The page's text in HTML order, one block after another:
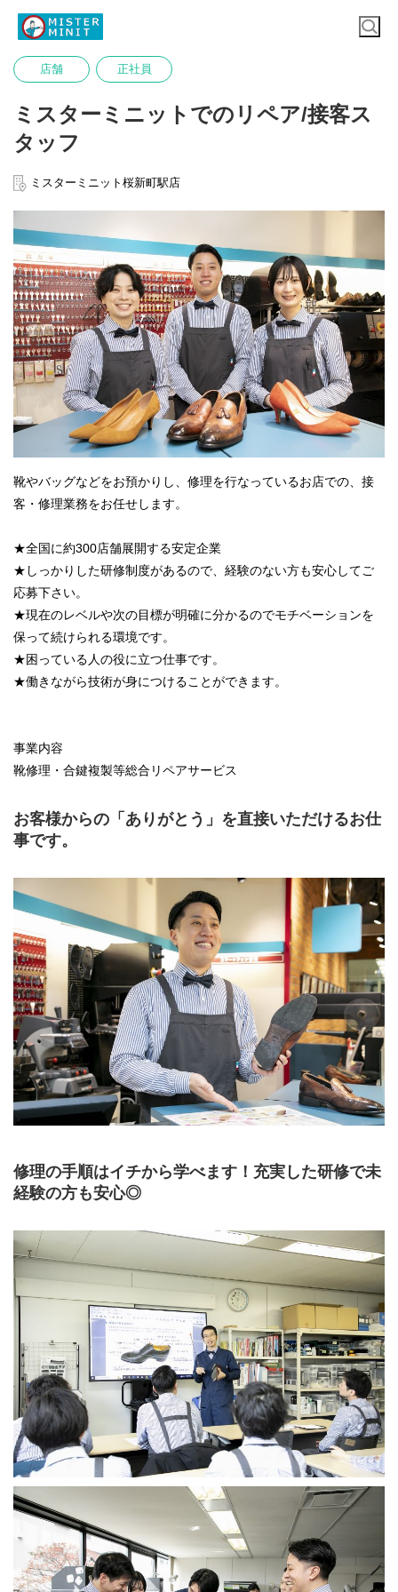
店舗 正社員
ミスターミニットでのリペア/接客ス
タッフ
ミスターミニット桜新町駅店
靴やバッグなどをお預かりし、修理を行なっているお店での、接
客・修理業務をお任せします。
★全国に約300店舗展開する安定企業
★しっかりした研修制度があるので、経験のない方も安心してご
応募下さい。
★現在のレベルや次の目標が明確に分かるのでモチベーションを
保って続けられる環境です。
★困っている人の役に立つ仕事です。
★働きながら技術が身につけることができます。
事業内容
靴修理・合鍵複製等総合リペアサービス
お客様からの「ありがとう」を直接いただけるお仕
事です。
修理の手順はイチから学べます！充実した研修で未
経験の方も安心◎